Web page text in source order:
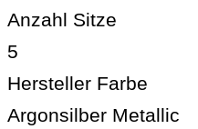
Anzahl Sitze
5
Hersteller Farbe
Argonsilber Metallic